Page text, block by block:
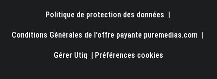
Politique de protection des données |
Conditions Générales de l'offre payante puremedias.com |
Gérer Utiq | Préférences cookies